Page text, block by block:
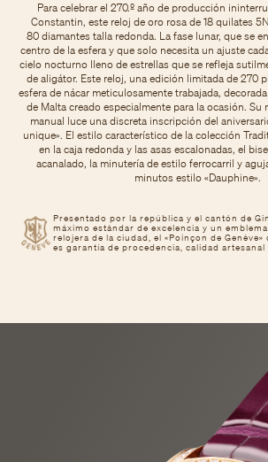
Presentado por la república y el cantón de
máximo estándar de excelencia y un
relojera de la ciudad, el «Poinçon de
es garantía de procedencia, calidad
Para celebrar el 270.º año de producción
Constantin, este reloj de oro rosa de 18 quilates
80 diamantes talla redonda. La fase lunar, que se
centro de la esfera y que solo necesita un ajuste
cielo nocturno lleno de estrellas que se refleja
de aligátor. Este reloj, una edición limitada de 270
esfera de nácar meticulosamente trabajada,
de Malta creado especialmente para la ocasión. Su
manual luce una discreta inscripción del
unique». El estilo característico de la colección
en la caja redonda y las asas escalonadas, el
acanalado, la minutería de estilo ferrocarril y
minutos estilo «Dauphine».